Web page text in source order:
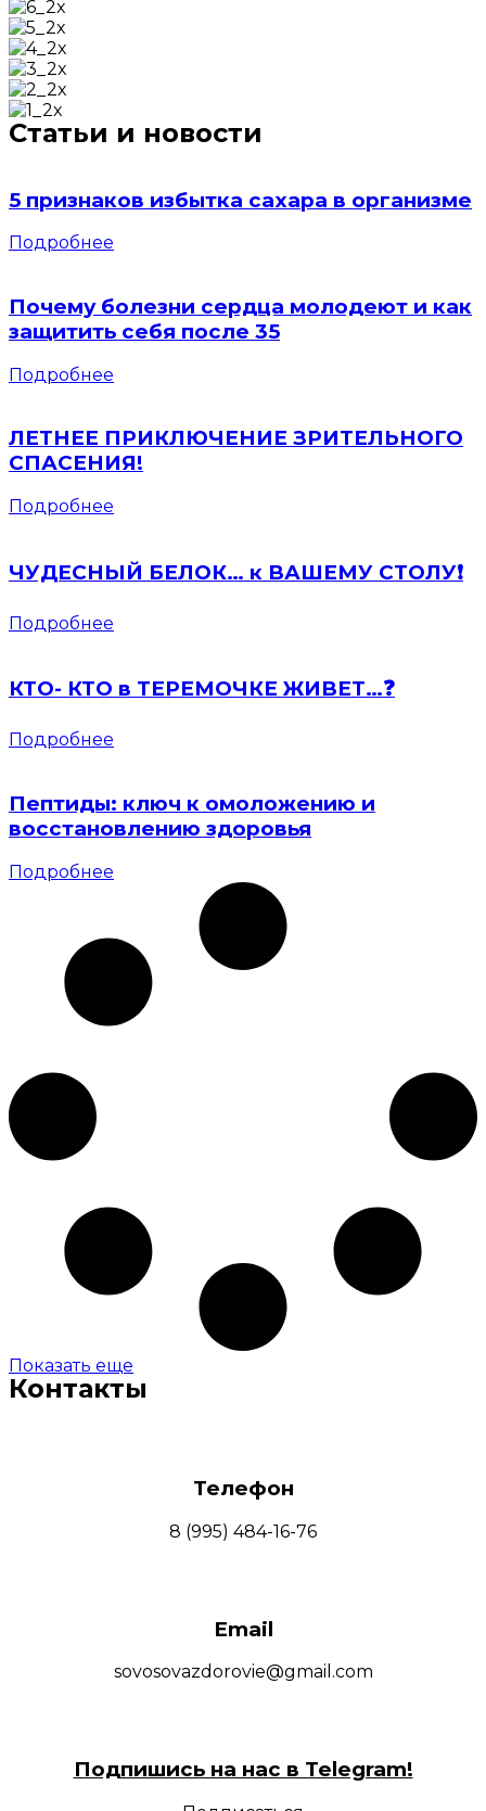
Статьи и новости
5 признаков избытка сахара в организме
Подробнее
Почему болезни сердца молодеют и как
защитить себя после 35
Подробнее
ЛЕТНЕЕ ПРИКЛЮЧЕНИЕ ЗРИТЕЛЬНОГО
СПАСЕНИЯ!
Подробнее
ЧУДЕСНЫЙ БЕЛОК… к ВАШЕМУ СТОЛУ❗️
Подробнее
КТО- КТО в ТЕРЕМОЧКЕ ЖИВЕТ…❓
Подробнее
Пептиды: ключ к омоложению и
восстановлению здоровья
Подробнее
Показать еще
Контакты
Телефон
8 (995) 484-16-76
Email
sovosovazdorovie@gmail.com
Подпишись на нас в Telegram!